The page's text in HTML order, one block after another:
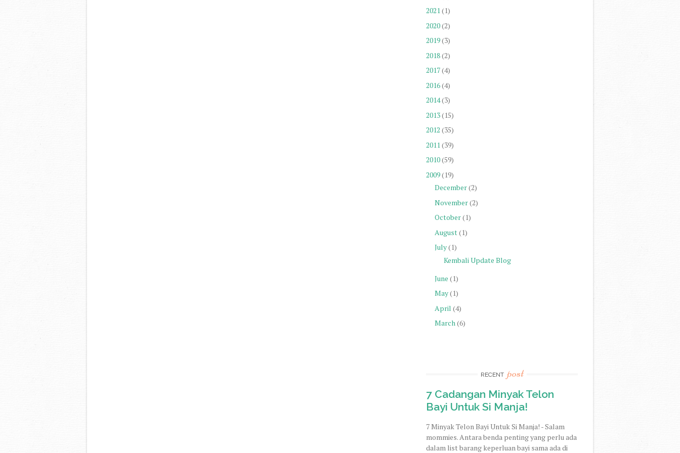
2021(1)
2020(2)
2019(3)
2018(2)
2017(4)
2016(4)
2014(3)
2013(15)
2012 (35)
2011(39)
2010(59)
2009(19)
December(2)
November(2)
October(1)
August(1)
July(1)
Kembali Update Blog
June (1)
May(1)
April (4)
March(6)
RECENT post
7 Cadangan Minyak Telon
Bayi Untuk Si Manja!
7 Minyak Telon Bayi Untuk Si Manja! - Salam
mommies. Antara benda penting yang perlu ada
dalam list barang keperluan bayi sama ada di